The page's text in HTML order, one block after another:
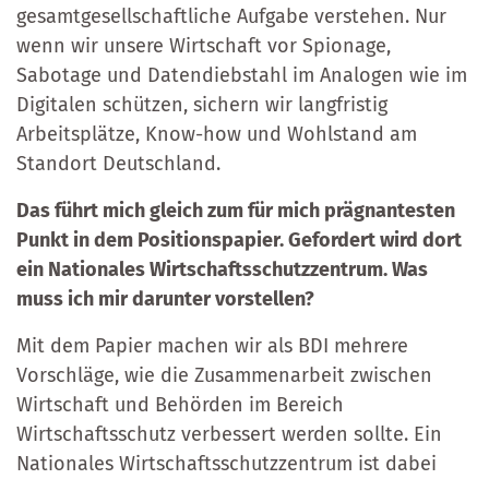
gesamtgesellschaftliche Aufgabe verstehen. Nur
wenn wir unsere Wirtschaft vor Spionage,
Sabotage und Datendiebstahl im Analogen wie im
Digitalen schützen, sichern wir langfristig
Arbeitsplätze, Know-how und Wohlstand am
Standort Deutschland.
Das führt mich gleich zum für mich prägnantesten
Punkt in dem Positionspapier. Gefordert wird dort
ein Nationales Wirtschaftsschutzzentrum. Was
muss ich mir darunter vorstellen?
Mit dem Papier machen wir als BDI mehrere
Vorschläge, wie die Zusammenarbeit zwischen
Wirtschaft und Behörden im Bereich
Wirtschaftsschutz verbessert werden sollte. Ein
Nationales Wirtschaftsschutzzentrum ist dabei